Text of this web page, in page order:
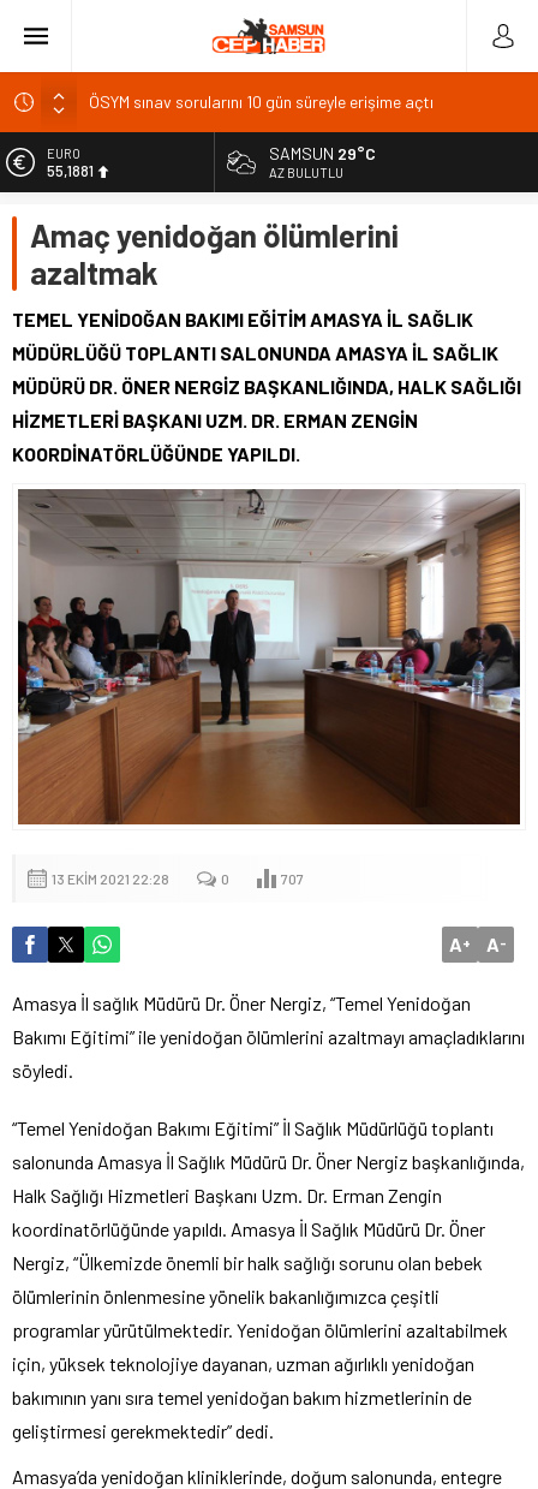
ÖSYM sınav sorularını 10 gün süreyle erişime açtı
Üniversiteden ayrılanlara yeniden öğrenim hakkı
BAL Ligi katılım ücreti 1 milyon TL: TFF’ye çağrı
Gazze’de can kaybı 73 bin 386’ya yükseldi
EURO
55,1881
6.660,55
BİST
13.779,39
47,7111
SAMSUN 29°C
AZ BULUTLU
Amaç yenidoğan ölümlerini
azaltmak
TEMEL YENİDOĞAN BAKIMI EĞİTİM AMASYA İL SAĞLIK
MÜDÜRLÜĞÜ TOPLANTI SALONUNDA AMASYA İL SAĞLIK
MÜDÜRÜ DR. ÖNER NERGİZ BAŞKANLIĞINDA, HALK SAĞLIĞI
HİZMETLERİ BAŞKANI UZM. DR. ERMAN ZENGİN
KOORDİNATÖRLÜĞÜNDE YAPILDI.
13 EKIM 2021 22:28 0 707
A+ A-
Amasya İl sağlık Müdürü Dr. Öner Nergiz, “Temel Yenidoğan
Bakımı Eğitimi” ile yenidoğan ölümlerini azaltmayı amaçladıklarını
söyledi.
“Temel Yenidoğan Bakımı Eğitimi” İl Sağlık Müdürlüğü toplantı
salonunda Amasya İl Sağlık Müdürü Dr. Öner Nergiz başkanlığında,
Halk Sağlığı Hizmetleri Başkanı Uzm. Dr. Erman Zengin
koordinatörlüğünde yapıldı. Amasya İl Sağlık Müdürü Dr. Öner
Nergiz, “Ülkemizde önemli bir halk sağlığı sorunu olan bebek
ölümlerinin önlenmesine yönelik bakanlığımızca çeşitli
programlar yürütülmektedir. Yenidoğan ölümlerini azaltabilmek
için, yüksek teknolojiye dayanan, uzman ağırlıklı yenidoğan
bakımının yanı sıra temel yenidoğan bakım hizmetlerinin de
geliştirmesi gerekmektedir” dedi.
Amasya’da yenidoğan kliniklerinde, doğum salonunda, entegre